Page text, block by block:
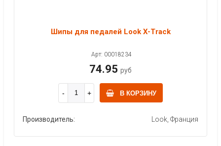
Шипы для педалей Look X-Track
Арт: 00018234
74.95 руб
В КОРЗИНУ
Производитель: Look, Франция